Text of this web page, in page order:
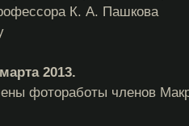
К. А. Пашкова
2013.
фотоработы членов